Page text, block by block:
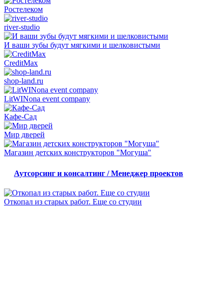
Ростелеком
river-studio
И ваши зубы будут мягкими и шелковистыми
CreditMax
shop-land.ru
LitWINona event company
Кафе-Сад
Мир дверей
Магазин детских конструкторов "Могуша"
Аутсорсинг и консалтинг / Менеджер проектов
Откопал из старых работ. Еще со студии